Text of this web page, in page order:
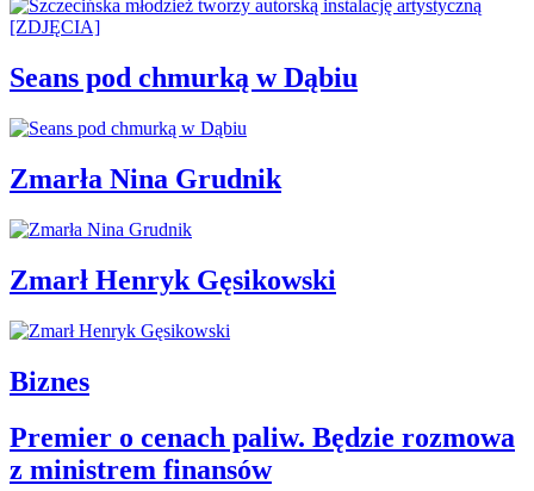
Seans pod chmurką w Dąbiu
Zmarła Nina Grudnik
Zmarł Henryk Gęsikowski
Biznes
Premier o cenach paliw. Będzie rozmowa
z ministrem finansów